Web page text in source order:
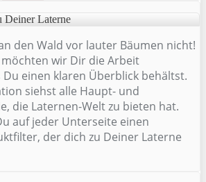
Laterne
den Wald vor lauter Bäumen nicht!
wir Dir die Arbeit
einen klaren Überblick behältst.
siehst alle Haupt- und
die Laternen-Welt zu bieten hat.
auf jeder Unterseite einen
der dich zu Deiner Laterne